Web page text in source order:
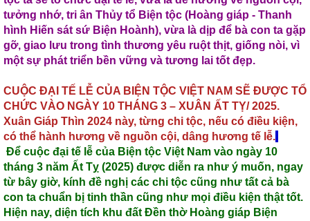
tưởng nhớ, tri ân Thủy tổ Biện tộc (Hoàng giáp - Thanh
hình Hiến sát sứ Biện Hoành), vừa là dịp để bà con ta gặp
gỡ, giao lưu trong tình thương yêu ruột thịt, giống nòi, vì
một sự phát triển bền vững và tương lai tốt đẹp.
CUỘC ĐẠI TẾ LỄ CỦA BIỆN TỘC VIỆT NAM SẼ ĐƯỢC TỔ
CHỨC VÀO NGÀY 10 THÁNG 3 – XUÂN ẤT TỴ/ 2025.
Xuân Giáp Thìn 2024 này, từng chi tộc, nếu có điều kiện,
có thể hành hương về nguồn cội, dâng hương tế lễ.
Để cuộc đại tế lễ của Biện tộc Việt Nam vào ngày 10
tháng 3 năm Ất Tỵ (2025) được diễn ra như ý muốn, ngay
từ bây giờ, kính đề nghị các chi tộc cũng như tất cả bà
con ta chuẩn bị tinh thần cũng như mọi điều kiện thật tốt.
Hiện nay, diện tích khu đất Đền thờ Hoàng giáp Biện